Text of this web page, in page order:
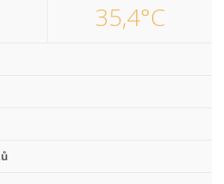
35,4°C